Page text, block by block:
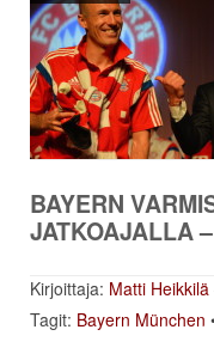
BAYERN
JATKOAJALLA
Kirjoittaja: Matti Heikkilä
Tagit: Bayern München •